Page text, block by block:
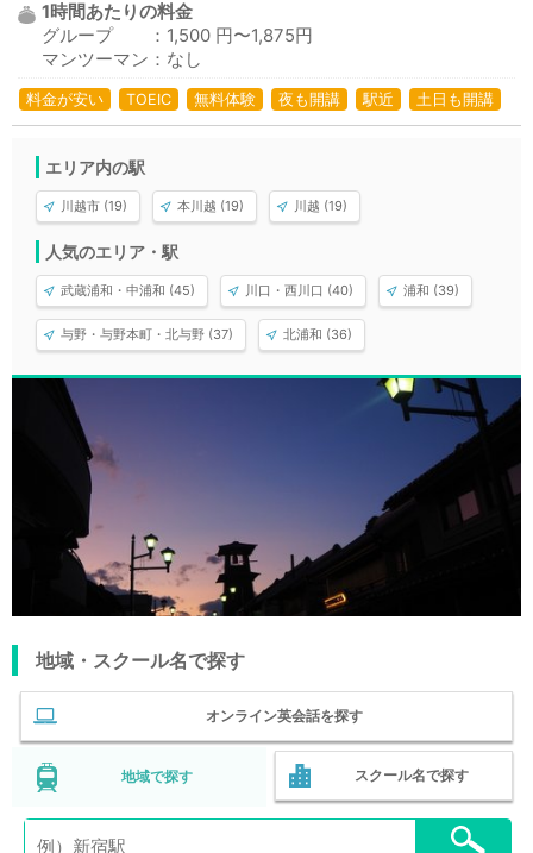
1時間あたりの料金
グループ ：1,500 円〜1,875円
マンツーマン：なし
料金が安い TOEIC 無料体験 夜も開講 駅近 土日も開講
エリア内の駅
川越市 (19) 本川越 (19) 川越 (19)
人気のエリア・駅
武蔵浦和・中浦和 (45) 川口・西川口 (40) 浦和 (39)
与野・与野本町・北与野 (37) 北浦和 (36)
地域・スクール名で探す
オンライン英会話を探す
地域で探す スクール名で探す